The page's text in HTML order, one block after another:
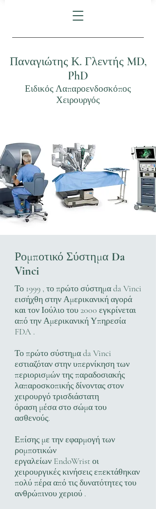
Παναγιώτης Κ. Γλεντής MD,
PhD
Ειδικός Λαπαροενδοσκόπος
Χειρουργός
Ρομποτικό Σύστημα Da
Vinci
Το 1999 , το πρώτο σύστημα da Vinci
εισήχθη στην Αμερικανική αγορά
και τον Ιούλιο του 2000 εγκρίνεται
από την Αμερικανική Υπηρεσία
FDA .
Το πρώτο σύστημα da Vinci
εστιαζόταν στην υπερνίκηση των
περιορισμών της παραδοσιακής
λαπαροσκοπικής δίνοντας στον
χειρουργό τρισδιάστατη
όραση μέσα στο σώμα του
ασθενούς.
Επίσης με την εφαρμογή των
ρομποτικών
εργαλείων EndoWrist οι
χειρουργικές κινήσεις επεκτάθηκαν
πολύ πέρα από τις δυνατότητες του
ανθρώπινου χεριού .